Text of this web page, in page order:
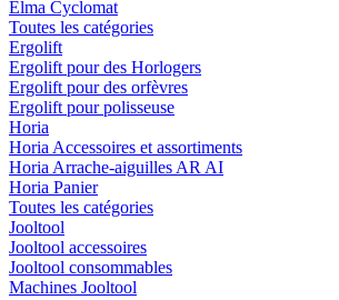
Elma Cyclomat
Toutes les catégories
Ergolift
Ergolift pour des Horlogers
Ergolift pour des orfèvres
Ergolift pour polisseuse
Horia
Horia Accessoires et assortiments
Horia Arrache-aiguilles AR AI
Horia Panier
Toutes les catégories
Jooltool
Jooltool accessoires
Jooltool consommables
Machines Jooltool